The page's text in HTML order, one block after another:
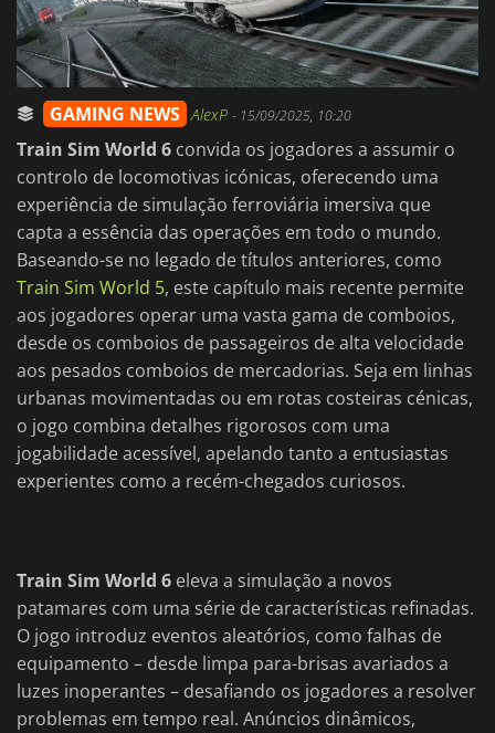
GAMING NEWS AlexP - 15/09/2025, 10:20
Train Sim World 6 convida os jogadores a assumir o
controlo de locomotivas icónicas, oferecendo uma
experiência de simulação ferroviária imersiva que
capta a essência das operações em todo o mundo.
Baseando-se no legado de títulos anteriores, como
Train Sim World 5, este capítulo mais recente permite
aos jogadores operar uma vasta gama de comboios,
desde os comboios de passageiros de alta velocidade
aos pesados comboios de mercadorias. Seja em linhas
urbanas movimentadas ou em rotas costeiras cénicas,
o jogo combina detalhes rigorosos com uma
jogabilidade acessível, apelando tanto a entusiastas
experientes como a recém-chegados curiosos.
Train Sim World 6 eleva a simulação a novos
patamares com uma série de características refinadas.
O jogo introduz eventos aleatórios, como falhas de
equipamento – desde limpa para-brisas avariados a
luzes inoperantes – desafiando os jogadores a resolver
problemas em tempo real. Anúncios dinâmicos,